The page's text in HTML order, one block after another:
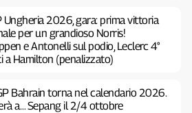
Ungheria 2026, gara: prima vittoria
per un grandioso Norris!
e Antonelli sul podio, Leclerc 4°
a Hamilton (penalizzato)
Bahrain torna nel calendario 2026.
a… Sepang il 2/4 ottobre